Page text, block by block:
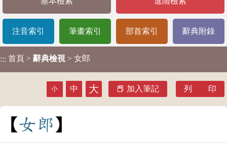
注音索引 筆畫索引 部首索引 辭典附錄
::: 首頁 > 辭典檢視 > 女郎
小 中 大 加入筆記 列 印
女郎